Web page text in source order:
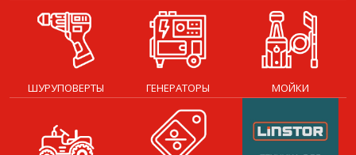
ШУРУПОВЕРТЫ ГЕНЕРАТОРЫ МОЙКИ